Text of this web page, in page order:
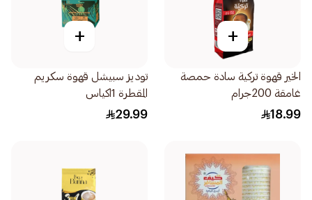
+
الخير قهوة تركية سادة حمصة
غامقة 200جرام
18.99
+
توديز سبيشل قهوة سكريم
المقطرة 1اكياس
29.99